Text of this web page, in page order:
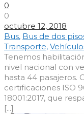
0
0
octubre 12, 2018
Bus, Bus de dos
Transporte,
Tenemos
nivel nacional con
hasta 44 pasajeros.
certificaciones ISO
18001:2017, que
[...]